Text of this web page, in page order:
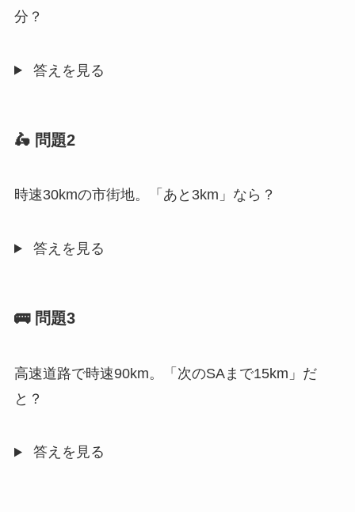
分？
答えを見る
🛵 問題2
時速30kmの市街地。「あと3km」なら？
答えを見る
🚌 問題3
高速道路で時速90km。「次のSAまで15km」だ
と？
答えを見る